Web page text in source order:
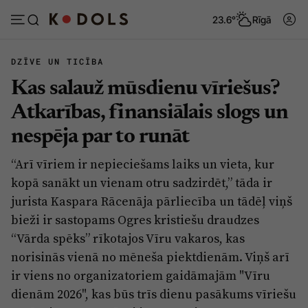
23.6° Rīgā
Abonēt Pieslēgties
Ziņas
Politika
Pašvaldības
Izglītība
Veselība
Ģimene
Vide
Tēmas
Viedokļi
Dzīve un ticība
Ekonomika
Krimināli
Izklaide
Sarunas
DZĪVE UN TICĪBA
Kas salauž mūsdienu vīriešus?
Atkarības, finansiālais slogs un
nespēja par to runāt
“Arī vīriem ir nepieciešams laiks un vieta, kur
kopā sanākt un vienam otru sadzirdēt,” tāda ir
jurista Kaspara Rācenāja pārliecība un tādēļ viņš
bieži ir sastopams Ogres kristiešu draudzes
“Vārda spēks” rīkotajos Vīru vakaros, kas
norisinās vienā no mēneša piektdienām. Viņš arī
ir viens no organizatoriem gaidāmajām "Vīru
dienām 2026", kas būs trīs dienu pasākums vīriešu